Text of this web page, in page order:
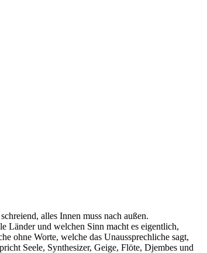
alles Innen muss nach außen.
und welchen Sinn macht es eigentlich,
ohne Worte, welche das Unaussprechliche sagt,
Seele, Synthesizer, Geige, Flöte, Djembes und